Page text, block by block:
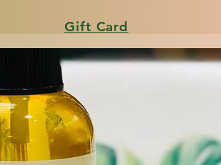
Gift Card